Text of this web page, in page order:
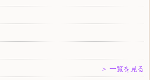
＞ 一覧を見る